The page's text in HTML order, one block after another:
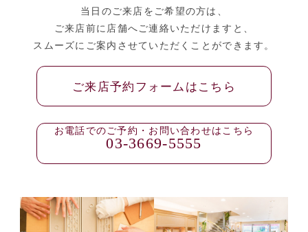
当日のご来店をご希望の方は、
ご来店前に店舗へご連絡いただけますと、
スムーズにご案内させていただくことができます。
ご来店予約フォームはこちら
お電話でのご予約・お問い合わせはこちら
03-3669-5555